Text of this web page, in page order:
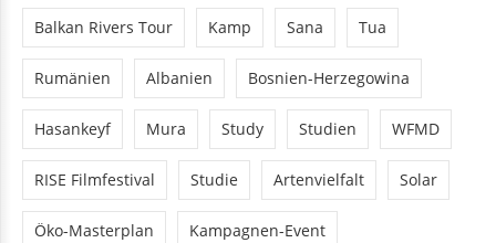
Balkan Rivers Tour Kamp Sana Tua
Rumänien Albanien Bosnien-Herzegowina
Hasankeyf Mura Study Studien WFMD
RISE Filmfestival Studie Artenvielfalt Solar
Öko-Masterplan Kampagnen-Event